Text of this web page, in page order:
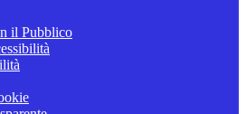
il Pubblico